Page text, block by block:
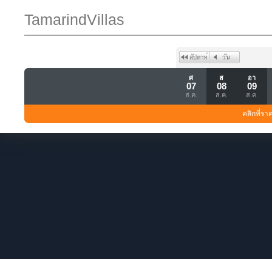
TamarindVillas
ศ
07
ส.ค.
ส
08
ส.ค.
อา
09
ส.ค.
คลิกที่รา